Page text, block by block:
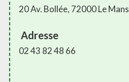
20 Av. Bollée, 72000 Le Mans
Adresse
02 43 82 48 66